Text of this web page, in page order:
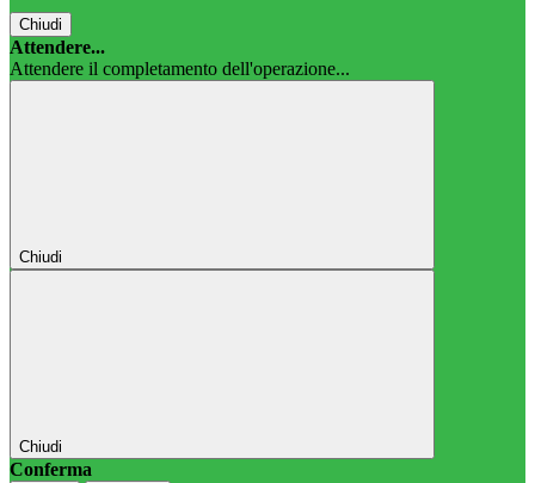
Chiudi
Attendere...
Attendere il completamento dell'operazione...
Chiudi
Chiudi
Conferma